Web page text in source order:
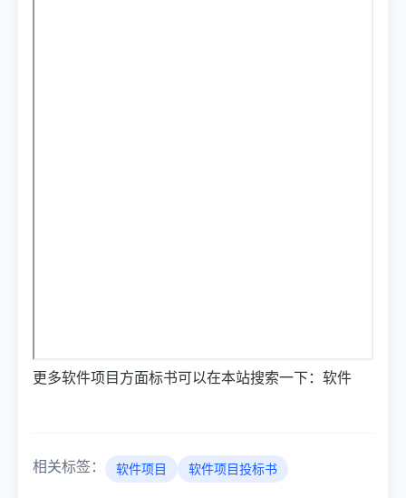
更多软件项目方面标书可以在本站搜索一下：软件
相关标签： 软件项目 软件项目投标书